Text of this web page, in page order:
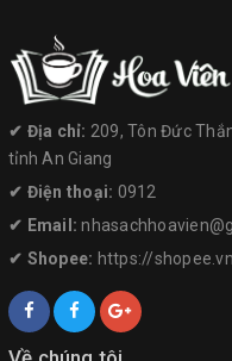
✔︎ Địa chỉ: 209, Tôn Đức
tỉnh An Giang
✔︎ Điện thoại: 0912
✔︎ Email:
✔︎ Shopee: https://